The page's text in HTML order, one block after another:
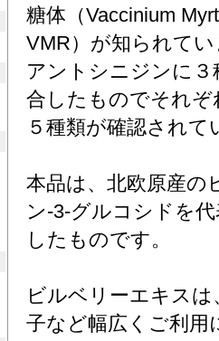
糖体（Vaccinium
VMR）が知られて
アントシニジンに
合したものでそれ
５種類が確認されて
本品は、北欧原産の
ン-3-グルコシドを
したものです。
ビルベリーエキス
子など幅広くご利用